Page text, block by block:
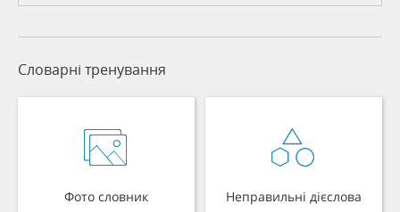
Словарні тренування
Фото словник Неправильні дієслова